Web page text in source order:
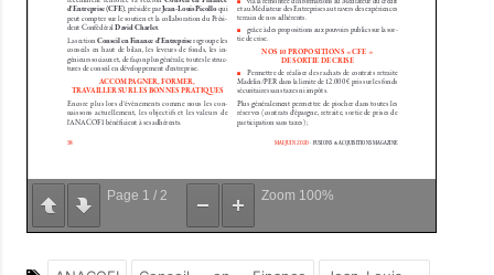
Page 1 / 2 Zoom 100%